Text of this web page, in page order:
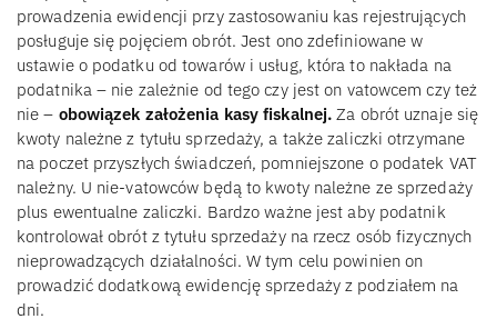
prowadzenia ewidencji przy zastosowaniu kas rejestrujących
posługuje się pojęciem obrót. Jest ono zdefiniowane w
ustawie o podatku od towarów i usług, która to nakłada na
podatnika – nie zależnie od tego czy jest on vatowcem czy też
nie – obowiązek założenia kasy fiskalnej. Za obrót uznaje się
kwoty należne z tytułu sprzedaży, a także zaliczki otrzymane
na poczet przyszłych świadczeń, pomniejszone o podatek VAT
należny. U nie-vatowców będą to kwoty należne ze sprzedaży
plus ewentualne zaliczki. Bardzo ważne jest aby podatnik
kontrolował obrót z tytułu sprzedaży na rzecz osób fizycznych
nieprowadzących działalności. W tym celu powinien on
prowadzić dodatkową ewidencję sprzedaży z podziałem na
dni.